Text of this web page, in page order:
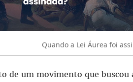
Quando a Lei Áurea foi
de um movimento que buscou